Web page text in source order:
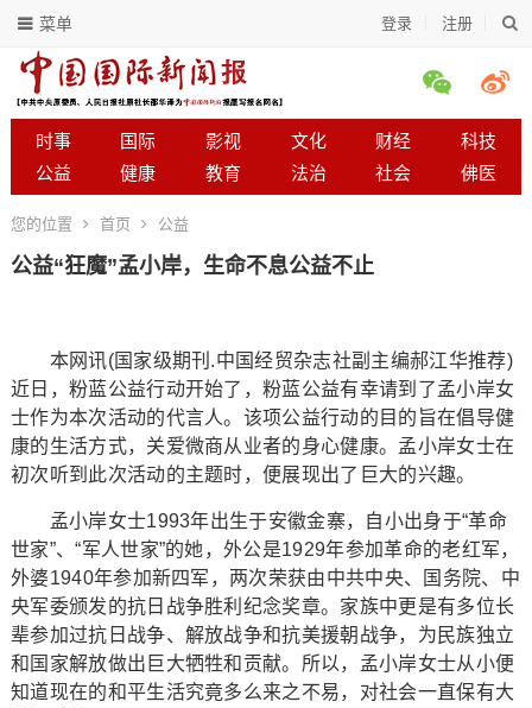
登录 注册
菜单
时事 国际 影视 文化 财经
科技
公益
健康 教育 法治 社会 佛医
您的位置 首页 公益
公益“狂魔”孟小岸，生命不息公益不止
本网讯(国家级期刊.中国经贸杂志社副主编郝江华推荐)
近日，粉蓝公益行动开始了，粉蓝公益有幸请到了孟小岸女
士作为本次活动的代言人。该项公益行动的目的旨在倡导健
康的生活方式，关爱微商从业者的身心健康。孟小岸女士在
初次听到此次活动的主题时，便展现出了巨大的兴趣。
孟小岸女士1993年出生于安徽金寨，自小出身于“革命
世家”、“军人世家”的她，外公是1929年参加革命的老红军，
外婆1940年参加新四军，两次荣获由中共中央、国务院、中
央军委颁发的抗日战争胜利纪念奖章。家族中更是有多位长
辈参加过抗日战争、解放战争和抗美援朝战争，为民族独立
和国家解放做出巨大牺牲和贡献。所以，孟小岸女士从小便
知道现在的和平生活究竟多么来之不易，对社会一直保有大